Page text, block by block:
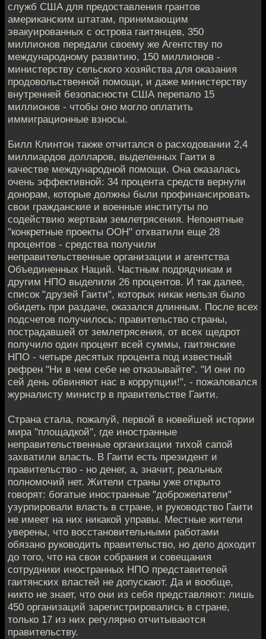
служб США для предоставления грантов
американским штатам, принимающим
эвакуированных с острова гаитянцев, 350
миллионов передали своему же Агентству по
международному развитию, 150 миллионов -
министерству сельского хозяйства для оказания
продовольственной помощи, и даже министерству
внутренней безопасности США перепало 15
миллионов - чтобы оно могло оплатить
иммиграционные взносы.
Билл Клинтон также отчитался о расходовании 2,4
миллиардов долларов, выделенных Гаити в
качестве международной помощи. Она оказалась
очень эффективной: 34 процента средств вернули
донорам, которые должны были профинансировать
свои гражданские и военные институты по
содействию жертвам землетрясения. Непонятные
"конкретные проекты ООН" отхватили еще 28
процентов - средства получили
неправительственные организации и агентства
Объединенных Наций. Частным подрядчикам и
другим НПО выделили 26 процентов. И так далее,
список "друзей Гаити", которых никак нельзя было
обидеть при раздаче, оказался длинным. После всех
подсчетов получилось: правительство страны,
пострадавшей от землетрясения, от всех щедрот
получило один процент всей суммы, гаитянские
НПО - четыре десятых процента под известный
рефрен "Ни в чем себе не отказывайте". "И они по
сей день обвиняют нас в коррупции!", - пожаловался
журналисту министр в правительстве Гаити.
Страна стала, пожалуй, первой в новейшей истории
мира "площадкой", где иностранные
неправительственные организации тихой сапой
захватили власть. В Гаити есть президент и
правительство - но денег, а, значит, реальных
полномочий нет. Жители страны уже открыто
говорят: богатые иностранные "доброжелатели"
узурпировали власть в стране, и руководство Гаити
не имеет на них никакой управы. Местные жители
уверены, что восстановительными работами
обязано руководить правительство, но дело доходит
до того, что на свои собрания и совещания
сотрудники иностранных НПО представителей
гаитянских властей не допускают. Да и вообще,
никто не знает, что они из себя представляют: лишь
450 организаций зарегистрировались в стране,
только 17 из них регулярно отчитываются
правительству.